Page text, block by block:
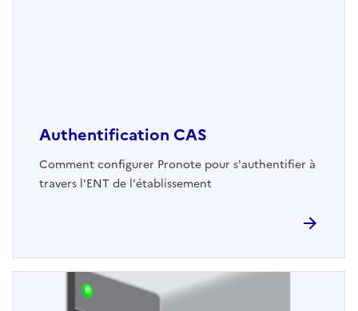
Authentification CAS
Comment configurer Pronote pour s'authentifier à
travers l'ENT de l'établissement